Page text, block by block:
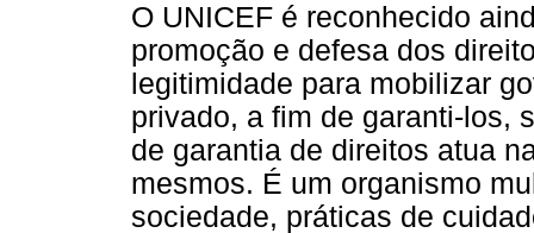
O UNICEF é reconhecido
promoção e defesa dos
legitimidade para mobilizar
privado, a fim de garanti-los,
de garantia de direitos atua
mesmos. É um organismo
sociedade, práticas de